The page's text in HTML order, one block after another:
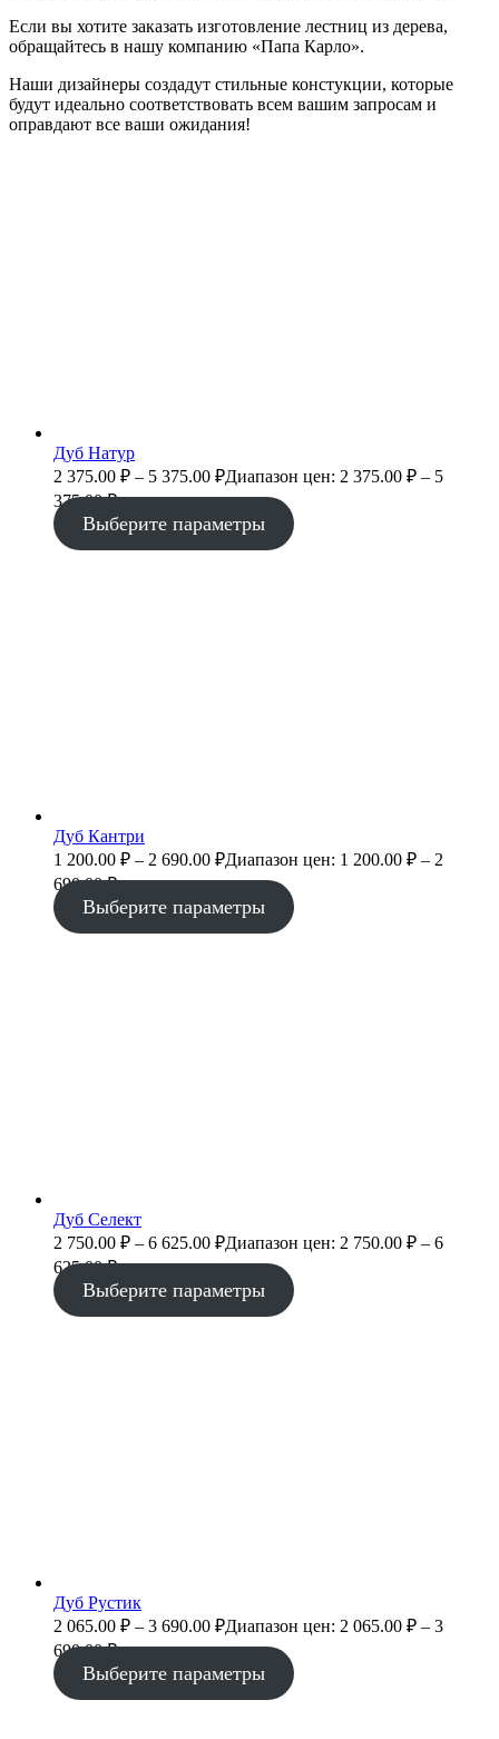
Если вы хотите заказать изготовление лестниц из дерева,
обращайтесь в нашу компанию «Папа Карло».
Наши дизайнеры создадут стильные констукции, которые
будут идеально соответствовать всем вашим запросам и
оправдают все ваши ожидания!
Дуб Натур
2 375.00 ₽ – 5 375.00 ₽Диапазон цен: 2 375.00 ₽ – 5
375.00 ₽
Выберите параметры
Дуб Кантри
1 200.00 ₽ – 2 690.00 ₽Диапазон цен: 1 200.00 ₽ – 2
690.00 ₽
Выберите параметры
Дуб Селект
2 750.00 ₽ – 6 625.00 ₽Диапазон цен: 2 750.00 ₽ – 6
625.00 ₽
Выберите параметры
Дуб Рустик
2 065.00 ₽ – 3 690.00 ₽Диапазон цен: 2 065.00 ₽ – 3
690.00 ₽
Выберите параметры